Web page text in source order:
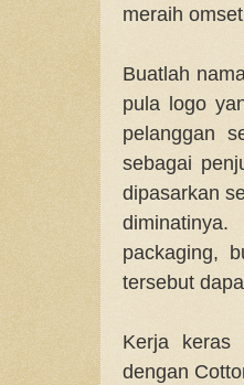
meraih
Buatlah
pula logo
pelanggan
sebagai
dipasarkan
packaging,
tersebut
Kerja keras
dengan